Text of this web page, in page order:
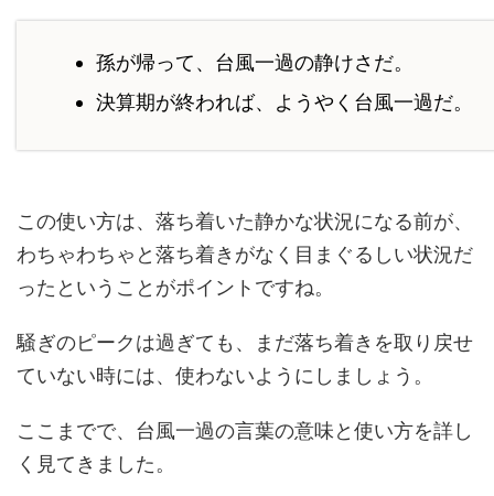
孫が帰って、台風一過の静けさだ。
決算期が終われば、ようやく台風一過だ。
この使い方は、落ち着いた静かな状況になる前が、
わちゃわちゃと落ち着きがなく目まぐるしい状況だ
ったということがポイントですね。
騒ぎのピークは過ぎても、まだ落ち着きを取り戻せ
ていない時には、使わないようにしましょう。
ここまでで、台風一過の言葉の意味と使い方を詳し
く見てきました。